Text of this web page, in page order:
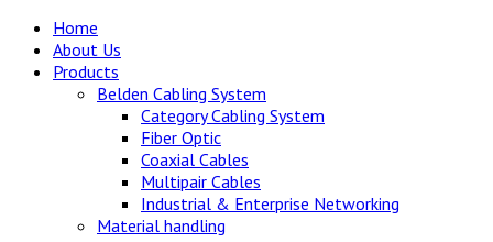
Home
About Us
Products
Belden Cabling System
Category Cabling System
Fiber Optic
Coaxial Cables
Multipair Cables
Industrial & Enterprise Networking
Material handling